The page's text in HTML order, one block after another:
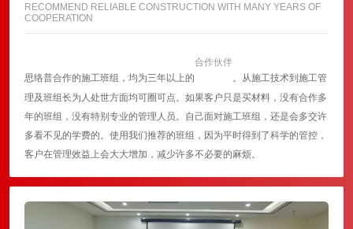
RECOMMEND RELIABLE CONSTRUCTION WITH MANY YEARS OF
COOPERATION
思络普合作的施工班组，均为三年以上的
合作伙伴
。从施工技术到施工管
理及班组长为人处世方面均可圈可点。如果客户只是买材料，没有合作多
年的班组，没有特别专业的管理人员。自己面对施工班组，还是会多交许
多看不见的学费的。使用我们推荐的班组，因为平时得到了科学的管控，
客户在管理效益上会大大增加，减少许多不必要的麻烦。